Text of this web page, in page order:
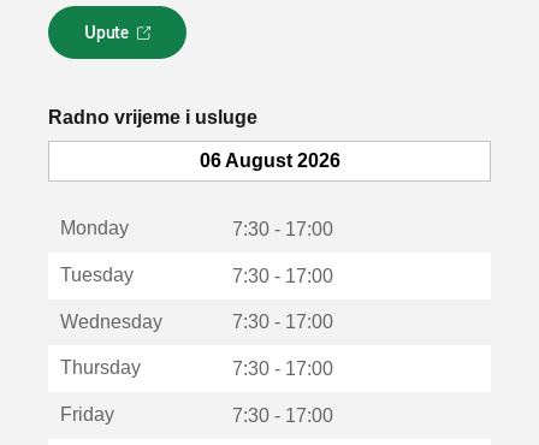
Upute
L
i
k
o
u
Radno vrijeme i usluge
06 August 2026
Monday 7:30 - 17:00
Tuesday 7:30 - 17:00
Wednesday 7:30 - 17:00
Thursday 7:30 - 17:00
Friday 7:30 - 17:00